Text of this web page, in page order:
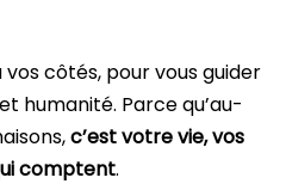
côtés, pour vous guider
humanité. Parce qu’au-
c’est votre vie, vos
comptent.